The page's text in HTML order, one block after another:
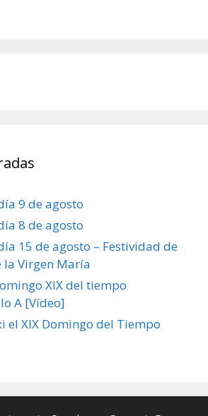
9 de agosto
8 de agosto
15 de agosto – Festividad de
la Virgen María
XIX del tiempo
A [Vídeo]
el XIX Domingo del Tiempo